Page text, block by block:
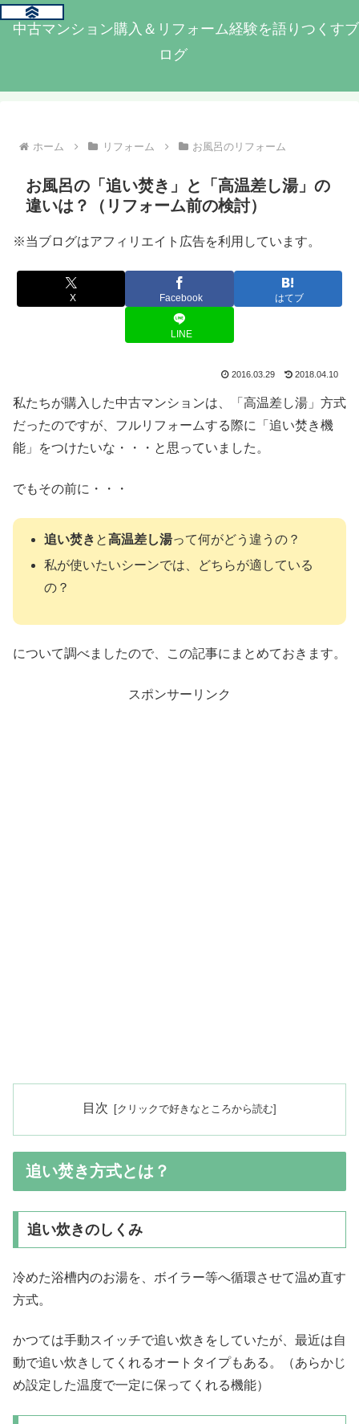
中古マンション購入＆リフォーム経験を語りつくすブ
ログ
ホーム リフォーム お風呂のリフォーム
お風呂の「追い焚き」と「高温差し湯」の
違いは？（リフォーム前の検討）
※当ブログはアフィリエイト広告を利用しています。
X Facebook はてブ
LINE
2016.03.29 2018.04.10
私たちが購入した中古マンションは、「高温差し湯」方式
だったのですが、フルリフォームする際に「追い焚き機
能」をつけたいな・・・と思っていました。
でもその前に・・・
追い焚き と高温差し湯って何がどう違うの？
私が使いたいシーンでは、どちらが適している
の？
について調べましたので、この記事にまとめておきます。
スポンサーリンク
目次
追い焚き方式とは？
追い炊きのしくみ
冷めた浴槽内のお湯を、ボイラー等へ循環させて温め直す
方式。
かつては手動スイッチで追い炊きをしていたが、最近は自
動で追い炊きしてくれるオートタイプもある。（あらかじ
め設定した温度で一定に保ってくれる機能）